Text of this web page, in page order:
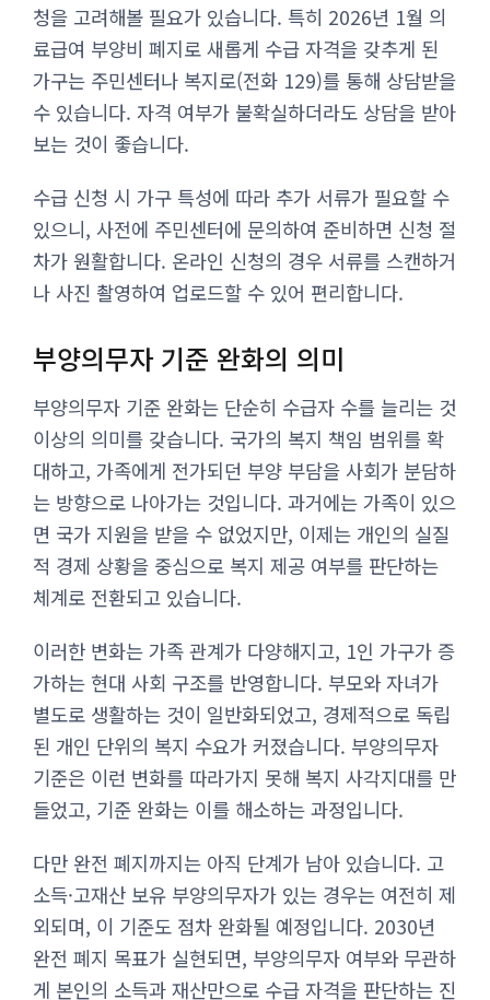
청을 고려해볼 필요가 있습니다. 특히 2026년 1월 의
료급여 부양비 폐지로 새롭게 수급 자격을 갖추게 된
가구는 주민센터나 복지로(전화 129)를 통해 상담받을
수 있습니다. 자격 여부가 불확실하더라도 상담을 받아
보는 것이 좋습니다.
수급 신청 시 가구 특성에 따라 추가 서류가 필요할 수
있으니, 사전에 주민센터에 문의하여 준비하면 신청 절
차가 원활합니다. 온라인 신청의 경우 서류를 스캔하거
나 사진 촬영하여 업로드할 수 있어 편리합니다.
부양의무자 기준 완화의 의미
부양의무자 기준 완화는 단순히 수급자 수를 늘리는 것
이상의 의미를 갖습니다. 국가의 복지 책임 범위를 확
대하고, 가족에게 전가되던 부양 부담을 사회가 분담하
는 방향으로 나아가는 것입니다. 과거에는 가족이 있으
면 국가 지원을 받을 수 없었지만, 이제는 개인의 실질
적 경제 상황을 중심으로 복지 제공 여부를 판단하는
체계로 전환되고 있습니다.
이러한 변화는 가족 관계가 다양해지고, 1인 가구가 증
가하는 현대 사회 구조를 반영합니다. 부모와 자녀가
별도로 생활하는 것이 일반화되었고, 경제적으로 독립
된 개인 단위의 복지 수요가 커졌습니다. 부양의무자
기준은 이런 변화를 따라가지 못해 복지 사각지대를 만
들었고, 기준 완화는 이를 해소하는 과정입니다.
다만 완전 폐지까지는 아직 단계가 남아 있습니다. 고
소득·고재산 보유 부양의무자가 있는 경우는 여전히 제
외되며, 이 기준도 점차 완화될 예정입니다. 2030년
완전 폐지 목표가 실현되면, 부양의무자 여부와 무관하
게 본인의 소득과 재산만으로 수급 자격을 판단하는 진